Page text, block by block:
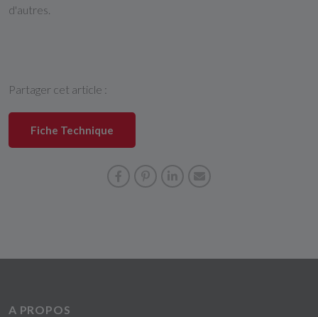
d'autres.
Partager cet article :
Fiche Technique
A PROPOS